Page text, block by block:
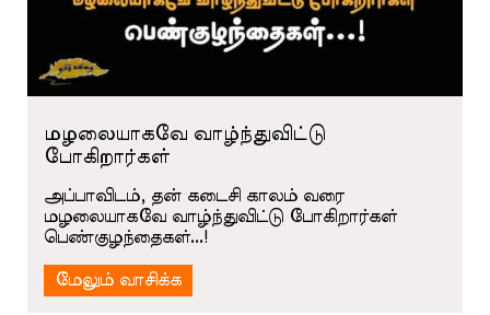
மழலையாகவே வாழ்ந்துவிட்டு
போகிறார்கள்
அப்பாவிடம், தன் கடைசி காலம் வரை
மழலையாகவே வாழ்ந்துவிட்டு போகிறார்கள்
பெண்குழந்தைகள்...!
மேலும் வாசிக்க